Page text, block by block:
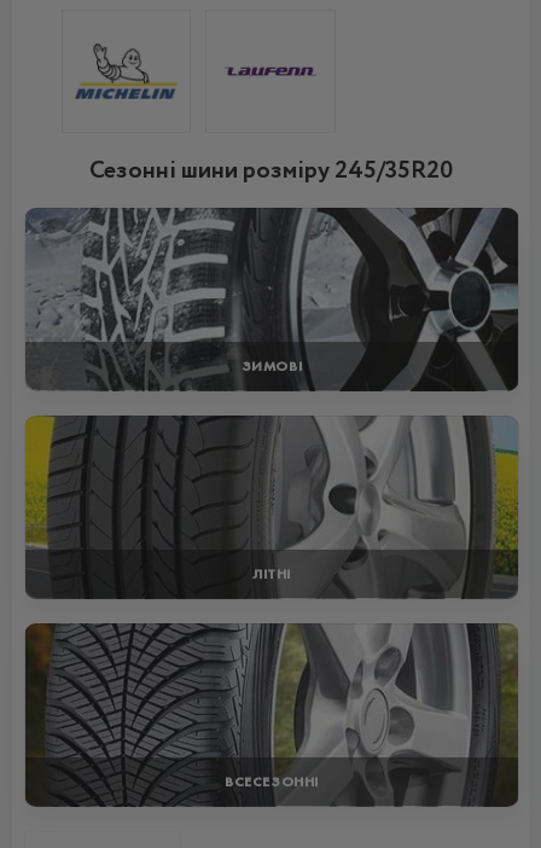
Сезонні шини розміру 245/35R20
ЗИМОВІ
ЛІТНІ
ВСЕСЕЗОННІ